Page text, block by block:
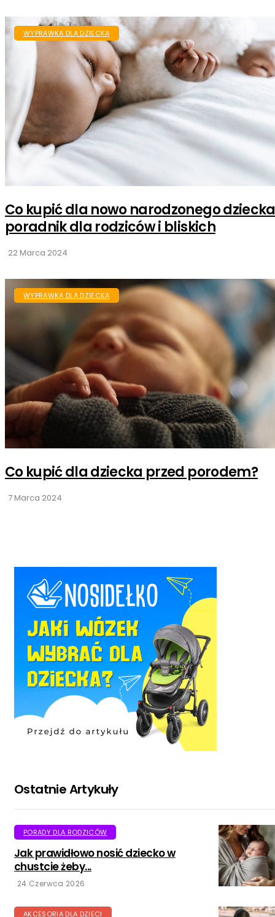
WYPRAWKA DLA DZIECKA
Co kupić dla nowo narodzonego
poradnik dla rodziców i bliskich
22 Marca 2024
WYPRAWKA DLA DZIECKA
Co kupić dla dziecka przed porodem?
7 Marca 2024
Ostatnie Artykuły
PORADY DLA RODZICÓW
Jak prawidłowo nosić dziecko w
chustcie żeby...
24 Czerwca 2026
AKCESORIA DLA DZIECI